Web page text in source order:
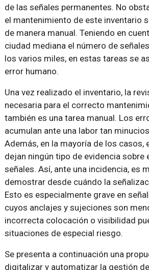
de las señales permanentes. No
el mantenimiento de este inventario
de manera manual. Teniendo en
ciudad mediana el número de
los varios miles, en estas tareas se
error humano.
Una vez realizado el inventario, la
necesaria para el correcto
también es una tarea manual. Los
acumulan ante una labor tan
Además, en la mayoría de los casos,
dejan ningún tipo de evidencia sobre
señales. Así, ante una incidencia, es
demostrar desde cuándo la
Esto es especialmente grave en
cuyos anclajes y sujeciones son
incorrecta colocación o visibilidad
situaciones de especial riesgo.
Se presenta a continuación una
digitalizar y automatizar la gestión